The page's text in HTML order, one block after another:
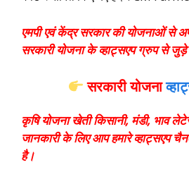
एमपी एवं केंद्र सरकार की योजनाओं से
सरकारी योजना के व्हाट्सएप ग्रुप से
सरकारी योजना
कृषि योजना खेती किसानी, मंडी, भाव
जानकारी के लिए आप हमारे व्हाट्सएप
है।